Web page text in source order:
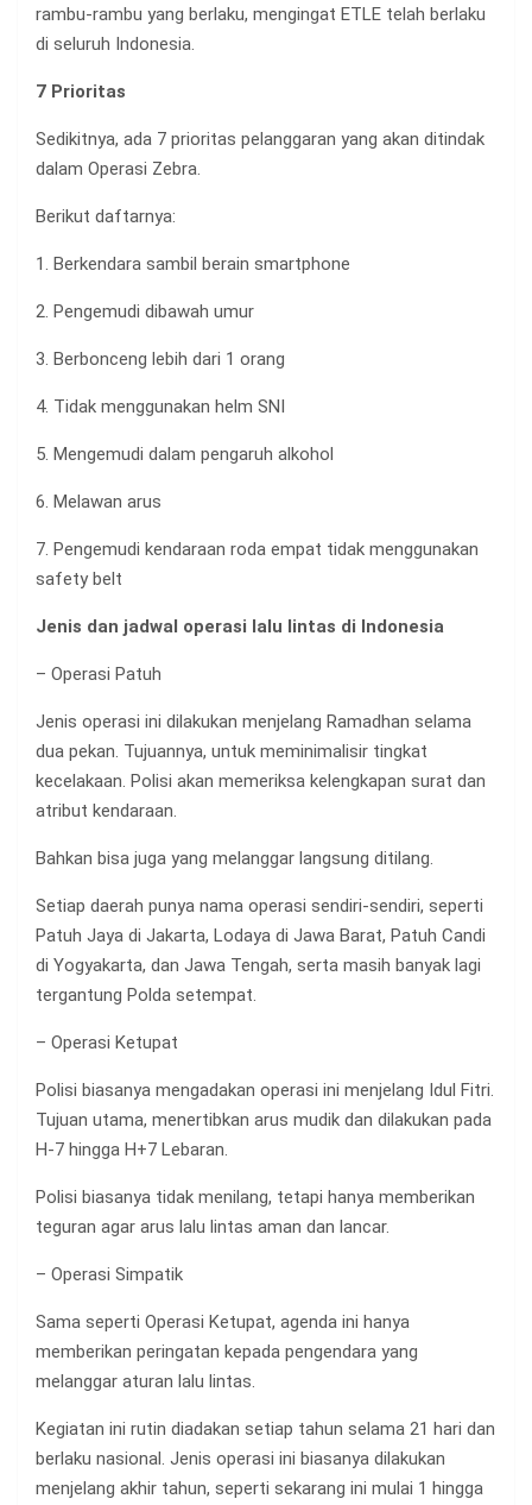
rambu-rambu yang berlaku, mengingat ETLE telah berlaku
di seluruh Indonesia.
7 Prioritas
Sedikitnya, ada 7 prioritas pelanggaran yang akan ditindak
dalam Operasi Zebra.
Berikut daftarnya:
1. Berkendara sambil berain smartphone
2. Pengemudi dibawah umur
3. Berbonceng lebih dari 1 orang
4. Tidak menggunakan helm SNI
5. Mengemudi dalam pengaruh alkohol
6. Melawan arus
7. Pengemudi kendaraan roda empat tidak menggunakan
safety belt
Jenis dan jadwal operasi lalu lintas di Indonesia
– Operasi Patuh
Jenis operasi ini dilakukan menjelang Ramadhan selama
dua pekan. Tujuannya, untuk meminimalisir tingkat
kecelakaan. Polisi akan memeriksa kelengkapan surat dan
atribut kendaraan.
Bahkan bisa juga yang melanggar langsung ditilang.
Setiap daerah punya nama operasi sendiri-sendiri, seperti
Patuh Jaya di Jakarta, Lodaya di Jawa Barat, Patuh Candi
di Yogyakarta, dan Jawa Tengah, serta masih banyak lagi
tergantung Polda setempat.
– Operasi Ketupat
Polisi biasanya mengadakan operasi ini menjelang Idul Fitri.
Tujuan utama, menertibkan arus mudik dan dilakukan pada
H-7 hingga H+7 Lebaran.
Polisi biasanya tidak menilang, tetapi hanya memberikan
teguran agar arus lalu lintas aman dan lancar.
– Operasi Simpatik
Sama seperti Operasi Ketupat, agenda ini hanya
memberikan peringatan kepada pengendara yang
melanggar aturan lalu lintas.
Kegiatan ini rutin diadakan setiap tahun selama 21 hari dan
berlaku nasional. Jenis operasi ini biasanya dilakukan
menjelang akhir tahun, seperti sekarang ini mulai 1 hingga